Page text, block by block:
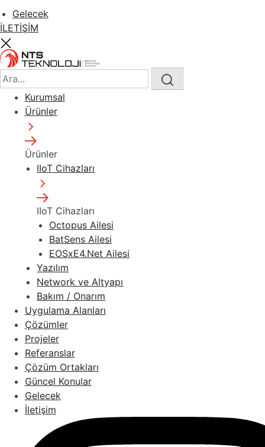
Gelecek
İLETİŞİM
Kurumsal
Ürünler
Ürünler
IIoT Cihazları
IIoT Cihazları
Octopus Ailesi
BatSens Ailesi
EOSxE4.Net Ailesi
Yazılım
Network ve Altyapı
Bakım / Onarım
Uygulama Alanları
Çözümler
Projeler
Referanslar
Çözüm Ortakları
Güncel Konular
Gelecek
İletişim